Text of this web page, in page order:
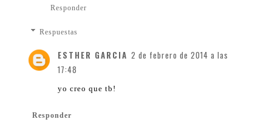
Responder
Respuestas
ESTHER GARCIA 2 de febrero de 2014 a las
17:48
yo creo que tb!
Responder